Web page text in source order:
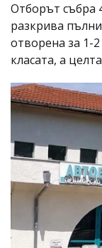
Отборът събра
разкрива
отворена за 1-
класата, а